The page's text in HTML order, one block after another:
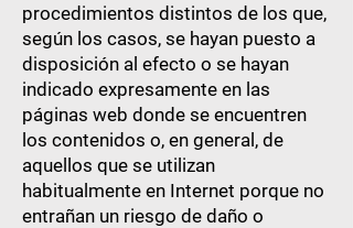
procedimientos distintos de los que,
según los casos, se hayan puesto a
disposición al efecto o se hayan
indicado expresamente en las
páginas web donde se encuentren
los contenidos o, en general, de
aquellos que se utilizan
habitualmente en Internet porque no
entrañan un riesgo de daño o